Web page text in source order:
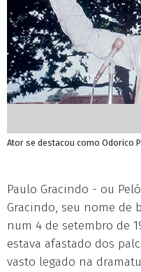
Ator se destacou como Odorico
Paulo Gracindo - ou
Gracindo, seu nome de
num 4 de setembro de
estava afastado dos
vasto legado na